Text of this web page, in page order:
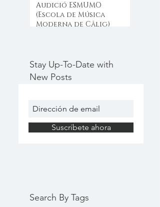
Audició ESMUMO
(Escola de Música
Moderna de Câlig)
Stay Up-To-Date with
New Posts
Suscríbete ahora
Search By Tags